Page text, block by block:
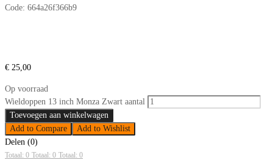
Code: 664a26f366b9
€ 25,00
Op voorraad
Wieldoppen 13 inch Monza Zwart aantal
Toevoegen aan winkelwagen
Add to Compare
Add to Wishlist
Delen (0)
Totaal: 0 Totaal: 0 Totaal: 0